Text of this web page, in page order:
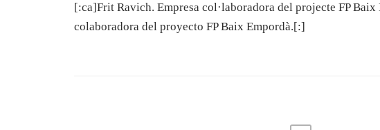
[:ca]Frit Ravich. Empresa col·laboradora del projecte FP
colaboradora del proyecto FP Baix Empordà.[:]